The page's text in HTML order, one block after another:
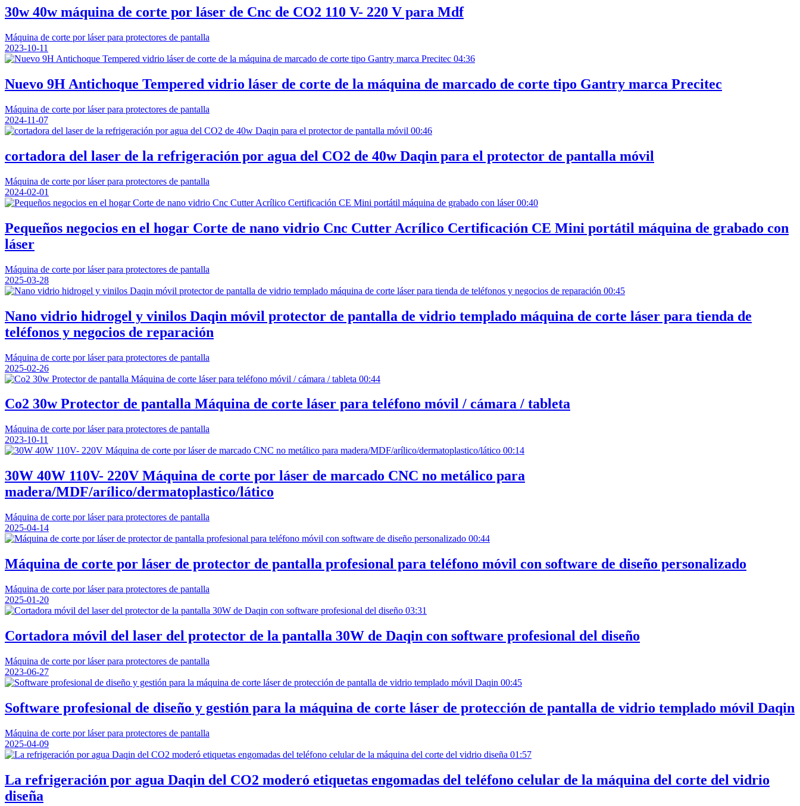
30w 40w máquina de corte por láser de Cnc de CO2 110 V- 220 V para Mdf
Máquina de corte por láser para protectores de pantalla
2023-10-11
04:36
Nuevo 9H Antichoque Tempered vidrio láser de corte de la máquina de marcado de corte tipo Gantry marca Precitec
Máquina de corte por láser para protectores de pantalla
2024-11-07
00:46
cortadora del laser de la refrigeración por agua del CO2 de 40w Daqin para el protector de pantalla móvil
Máquina de corte por láser para protectores de pantalla
2024-02-01
00:40
Pequeños negocios en el hogar Corte de nano vidrio Cnc Cutter Acrílico Certificación CE Mini portátil máquina de grabado con
láser
Máquina de corte por láser para protectores de pantalla
2025-03-28
00:45
Nano vidrio hidrogel y vinilos Daqin móvil protector de pantalla de vidrio templado máquina de corte láser para tienda de
teléfonos y negocios de reparación
Máquina de corte por láser para protectores de pantalla
2025-02-26
00:44
Co2 30w Protector de pantalla Máquina de corte láser para teléfono móvil / cámara / tableta
Máquina de corte por láser para protectores de pantalla
2023-10-11
00:14
30W 40W 110V- 220V Máquina de corte por láser de marcado CNC no metálico para
madera/MDF/arílico/dermatoplastico/lático
Máquina de corte por láser para protectores de pantalla
2025-04-14
00:44
Máquina de corte por láser de protector de pantalla profesional para teléfono móvil con software de diseño personalizado
Máquina de corte por láser para protectores de pantalla
2025-01-20
03:31
Cortadora móvil del laser del protector de la pantalla 30W de Daqin con software profesional del diseño
Máquina de corte por láser para protectores de pantalla
2023-06-27
00:45
Software profesional de diseño y gestión para la máquina de corte láser de protección de pantalla de vidrio templado móvil Daqin
Máquina de corte por láser para protectores de pantalla
2025-04-09
01:57
La refrigeración por agua Daqin del CO2 moderó etiquetas engomadas del teléfono celular de la máquina del corte del vidrio
diseña